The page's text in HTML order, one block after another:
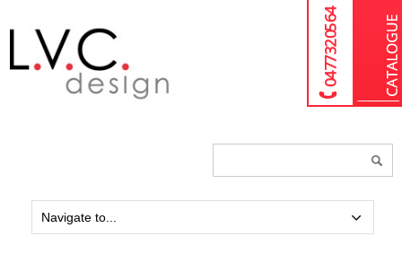
04 77 32 05 64